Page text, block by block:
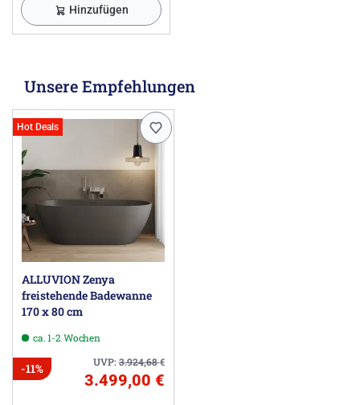
Hinzufügen
Unsere Empfehlungen
Hot Deals
ALLUVION Zenya
freistehende Badewanne
170 x 80 cm
ca. 1-2 Wochen
UVP:3.924,68€
-11%
3.499,00 €